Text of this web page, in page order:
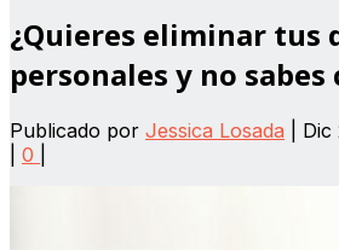
¿Quieres eliminar tus
personales y no sabes
Publicado por Jessica Losada Dic
0